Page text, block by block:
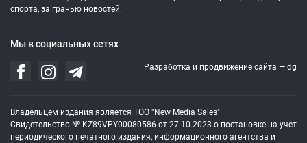
спорта, за гранью новостей.
Мы в социальных сетях
Разработка и продвижение сайта — dg
Владельцем издания является ТОО "New Media Sales"
Свидетельство № KZ89VPY00080586 от 27.10.2023 о постановке на учет
периодического печатного издания, информационного агентства и